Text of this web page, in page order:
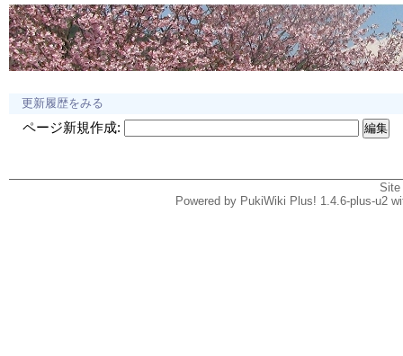
更新履歴をみる
ページ新規作成:
Powered by PukiWiki Plus! 1.4.6-plus-u2